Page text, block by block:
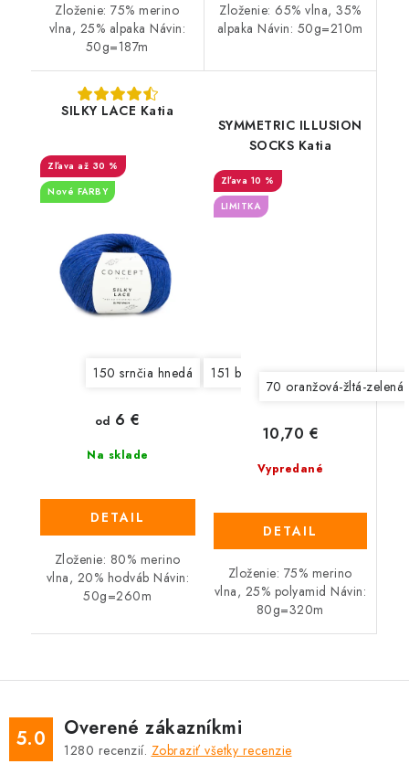
Zloženie: 75% merino
vlna, 25% alpaka Návin:
50g=187m
Zloženie: 65% vlna, 35%
alpaka Návin: 50g=210m
SILKY LACE Katia
až 30 %
Nové FARBY
150 srnčia hnedá 151 béžová
Na sklade
od 6 €
DETAIL
Zloženie: 80% merino
vlna, 20% hodváb Návin:
50g=260m
SYMMETRIC ILLUSION
SOCKS Katia
10 %
LIMITKA
70 oranžová-žltá-
Vypredané
10,70 €
DETAIL
Zloženie: 75% merino
vlna, 25% polyamid Návin:
80g=320m
5.0 Overené zákazníkmi
1280 recenzií. Zobraziť všetky recenzie